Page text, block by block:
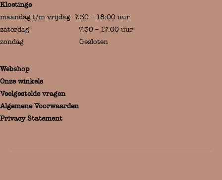
Kloetinge
maandag t/m vrijdag 7.30 – 18:00 uur
zaterdag 7.30 – 17:00 uur
zondag Gesloten
Webshop
Onze winkels
Veelgestelde vragen
Algemene Voorwaarden
Privacy Statement